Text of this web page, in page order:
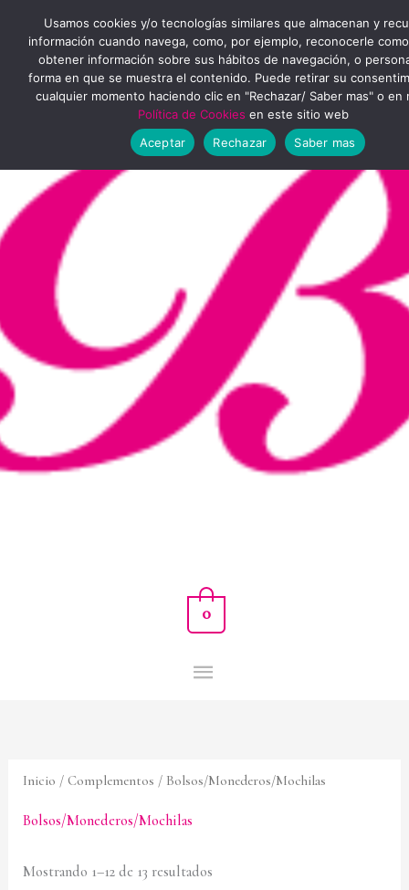
contenido
MENÚ
PRINCIPAL
0
Inicio / Complementos / Bolsos/Monederos/Mochilas
Bolsos/Monederos/Mochilas
Mostrando 1–12 de 13 resultados
Usamos cookies y/o tecnologías similares que almacenan y
información cuando navega, como, por ejemplo, reconocerle
obtener información sobre sus hábitos de navegación, o
forma en que se muestra el contenido. Puede retirar su
cualquier momento haciendo clic en "Rechazar/ Saber mas" o en
Política de Cookies en este sitio web
Aceptar
Rechazar Saber mas